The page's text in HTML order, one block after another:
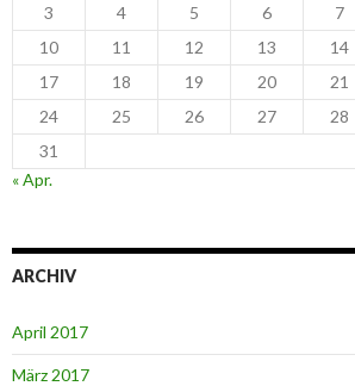
3
4 5 6 7
10
11 12 13 14
17
18 19 20 21
24
25 26 27 28
31
« Apr.
ARCHIV
April 2017
März 2017